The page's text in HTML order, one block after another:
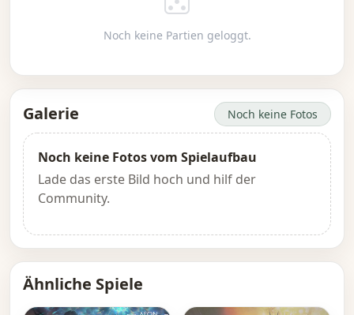
Noch keine Partien geloggt.
Galerie Noch keine Fotos
Noch keine Fotos vom Spielaufbau
Lade das erste Bild hoch und hilf der
Community.
Ähnliche Spiele